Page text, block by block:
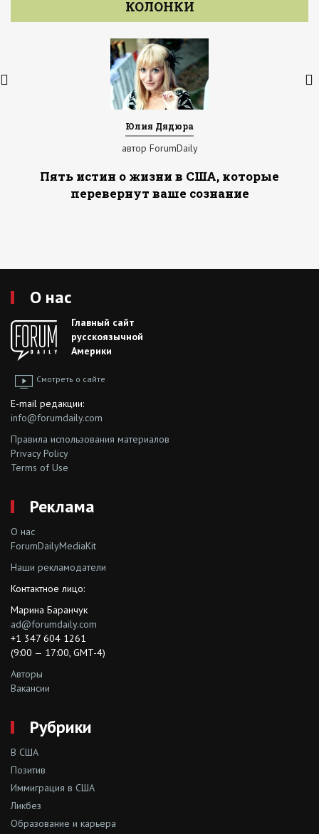
КОЛОНКИ
Юлия Дядюра
автор ForumDaily
Пять истин о жизни в США, которые
перевернут ваше сознание
О нас
Главный сайт
русскоязычной
Америки
Смотреть о сайте
E-mail редакции:
info@forumdaily.com
Правила использования материалов
Privacy Policy
Terms of Use
Реклама
О нас
ForumDailyMediaKit
Наши рекламодатели
Контактное лицо:
Марина Баранчук
ad@forumdaily.com
+1 347 604 1261
(9:00 — 17:00, GMT-4)
Авторы
Вакансии
Рубрики
В США
Позитив
Иммиграция в США
Ликбез
Образование и карьера